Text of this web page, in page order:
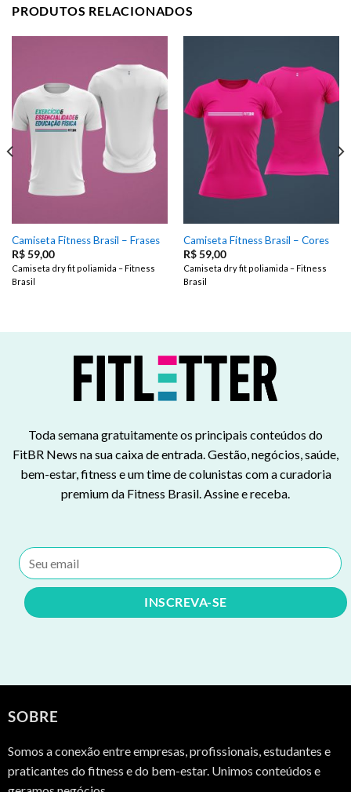
PRODUTOS RELACIONADOS
Camiseta Fitness Brasil – Frases
R$59,00
Camiseta dry fit poliamida – Fitness
Brasil
Camiseta Fitness Brasil – Cores
R$59,00
Camiseta dry fit poliamida – Fitness
Brasil
Toda semana gratuitamente os principais conteúdos do
FitBR News na sua caixa de entrada. Gestão, negócios, saúde,
bem-estar, fitness e um time de colunistas com a curadoria
premium da Fitness Brasil. Assine e receba.
SOBRE
Somos a conexão entre empresas, profissionais, estudantes e
praticantes do fitness e do bem-estar. Unimos conteúdos e